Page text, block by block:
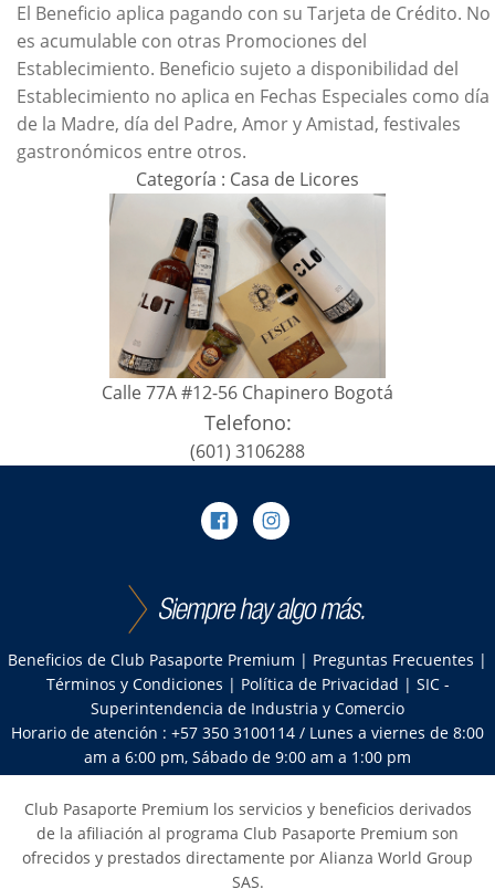
El Beneficio aplica pagando con su Tarjeta de Crédito. No
es acumulable con otras Promociones del
Establecimiento. Beneficio sujeto a disponibilidad del
Establecimiento no aplica en Fechas Especiales como día
de la Madre, día del Padre, Amor y Amistad, festivales
gastronómicos entre otros.
Categoría : Casa de Licores
Calle 77A #12-56 Chapinero Bogotá
Telefono:
(601) 3106288
Beneficios de Club Pasaporte Premium | Preguntas Frecuentes |
Términos y Condiciones | Política de Privacidad | SIC -
Superintendencia de Industria y Comercio
Horario de atención : +57 350 3100114 / Lunes a viernes de 8:00
am a 6:00 pm, Sábado de 9:00 am a 1:00 pm
Club Pasaporte Premium los servicios y beneficios derivados
de la afiliación al programa Club Pasaporte Premium son
ofrecidos y prestados directamente por Alianza World Group
SAS.